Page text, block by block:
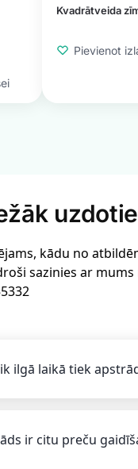
Kvadrātveida
Pievienot
kādu no
sazinies ar
ilgā laikā tiek
ir citu preču